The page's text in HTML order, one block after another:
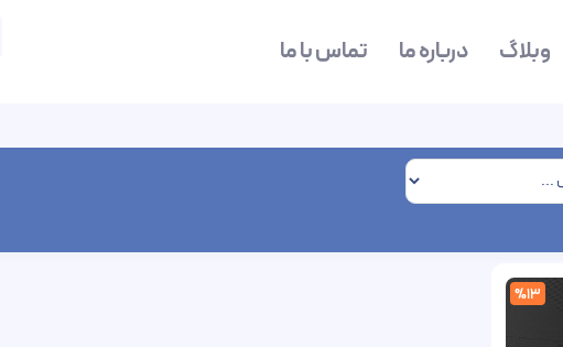
وبلاگ درباره ما تماس با ما
%13